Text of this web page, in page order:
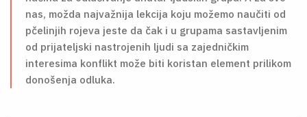
nas, možda najvažnija lekcija koju možemo naučiti od
pčelinjih rojeva jeste da čak i u grupama sastavljenim
od prijateljski nastrojenih ljudi sa zajedničkim
interesima konflikt može biti koristan element prilikom
donošenja odluka.